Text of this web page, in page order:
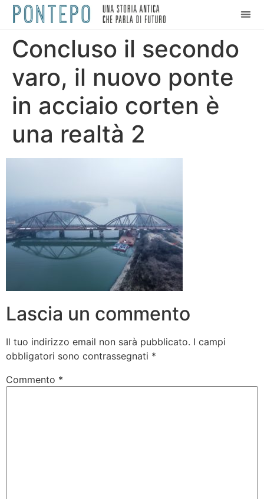
Concluso il secondo
varo, il nuovo ponte
in acciaio corten è
una realtà 2
Lascia un commento
Il tuo indirizzo email non sarà pubblicato. I campi
obbligatori sono contrassegnati *
Commento *